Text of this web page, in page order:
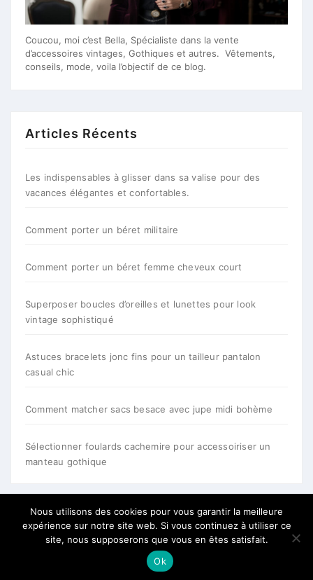
Coucou, moi c’est Bella, Spécialiste dans la vente
d’accessoires vintages, Gothiques et autres. Vêtements,
conseils, mode, voila l’objectif de ce blog.
Articles Récents
Les indispensables à glisser dans sa valise pour des
vacances élégantes et confortables.
Comment porter un béret militaire
Comment porter un béret femme cheveux court
Superposer boucles d’oreilles et lunettes pour look
vintage sophistiqué
Astuces bracelets jonc fins pour un tailleur pantalon
casual chic
Comment matcher sacs besace avec jupe midi bohème
Sélectionner foulards cachemire pour accessoiriser un
manteau gothique
Nous utilisons des cookies pour vous garantir la meilleure
expérience sur notre site web. Si vous continuez à utiliser ce
site, nous supposerons que vous en êtes satisfait.
Ok